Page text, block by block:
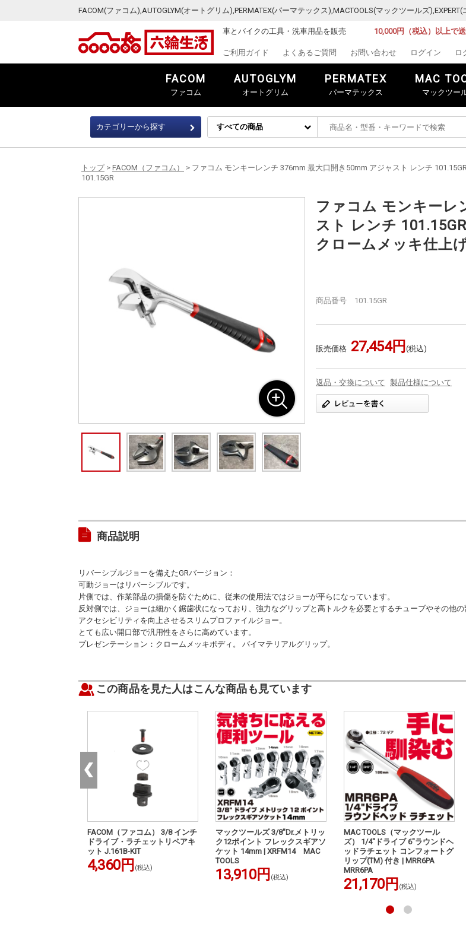
FACOM(ファコム),AUTOGLYM(オートグリム),PERMATEX(パーマテックス),MACTOOLS(マックツールズ
車とバイクの工具・洗車用品を販売 10,000円（税込）以上で
ご利用ガイド よくあるご質問 お問い合わせ ログイン ロ
FACOM
ファコム
AUTOGLYM
オートグリム
PERMATEX
パーマテックス
MAC
マックツー
カテゴリーから探す
トップ> FACOM（ファコム）
> ファコム モンキーレンチ 376mm 最大口開き50mm アジャスト レンチ
101.15GR
ファコム モンキーレ
スト レンチ
クロームメッキ仕上
商品番号 101.15GR
販売価格 27,454円 (税込)
返品・交換について 製品仕様について
商品説明
リバーシブルジョーを備えたGRバージョン：
可動ジョーはリバーシブルです。
片側では、作業部品の損傷を防ぐために、従来の使用法ではジョーが平らになっています。
反対側では、ジョーは細かく鋸歯状になっており、強力なグリップと高トルクを必要とするチューブやその他の
アクセシビリティを向上させるスリムプロファイルジョー。
とても広い開口部で汎用性をさらに高めています。
プレゼンテーション：クロームメッキボディ。 バイマテリアルグリップ。
この商品を見た人はこんな商品も見ています
FACOM（ファコム） 3/8 インチ
ドライブ・ラチェットリペアキ
ット J.161B-KIT
4,360円 (税込)
マックツールズ 3/8"Dr.メトリッ
ク12ポイント フレックスギアソ
ケット 14mm | XRFM14 MAC
TOOLS
13,910円 (税込)
MAC TOOLS（マックツール
ズ） 1/4"ドライブ 6"ラウンドヘ
ッドラチェット コンフォートグ
リップ(TM) 付き | MRR6PA
MRR6PA
21,170円 (税込)